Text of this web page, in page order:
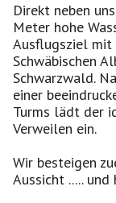
Direkt neben
Meter hohe
Ausflugsziel mit
Schwäbischen
Schwarzwald.
einer
Turms lädt der
Verweilen ein.
Wir besteigen
Aussicht .....